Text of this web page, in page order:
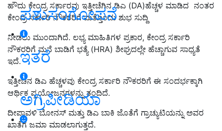
ಪಶುಸಂಗೋಪನೆ
ಇತರೆ
ಅಗ್ರಿಪೀಡಿಯಾ
ಹೌದು ಕೇಂದ್ರ ಸರ್ಕಾರವು ಇತ್ತೀಚೆಗಿನ ಡಿಎ (DA)ಹೆಚ್ಚಳ ಮಾಡಿದ ನಂತರ
ಕೇಂದ್ರ ಸರ್ಕಾರಿ ನೌಕರರಿಗೆ ಮತ್ತೊಂದು ಶುಭ ಸುದ್ದಿ
ನೀಡಲು ಮುಂದಾಗಿದೆ. ಲಭ್ಯ ಮಾಹಿತಿಗಳ ಪ್ರಕಾರ, ಕೇಂದ್ರ ಸರ್ಕಾರಿ
ನೌಕರರಿಗೆ ಮನೆ ಬಾಡಿಗೆ ಭತ್ಯೆ (HRA) ಶೀಘ್ರದಲ್ಲೇ ಹೆಚ್ಚಾಗುವ ಸಾಧ್ಯತೆ
ಇದೆ.
ಇತ್ತೀಚಿನ ಡಿಎ ಹೆಚ್ಚಳವು ಕೇಂದ್ರ ಸರ್ಕಾರಿ ನೌಕರರಿಗೆ ಈ ಸಂದರ್ಭಕ್ಕಾಗಿ
ಆರ್ಥಿಕ ಪ್ರಯೋಜನಗಳನ್ನು ತಂದಿದೆ.
ದೀಪಾವಳಿ ಬೋನಸ್ ಮತ್ತು ಡಿಎ ಬಾಕಿ ಜೊತೆಗೆ ಗ್ರಾಚ್ಯುಟಿಯನ್ನು ಅವರ
ಖಾತೆಗೆ ಜಮಾ ಮಾಡಲಾಗುತ್ತದೆ.